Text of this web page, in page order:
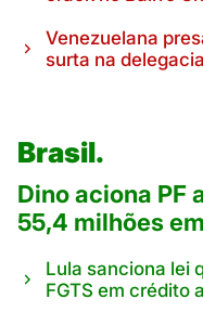
Venezuelana
surta na
Brasil.
Dino aciona PF
55,4 milhões
Lula sanciona lei
FGTS em crédito